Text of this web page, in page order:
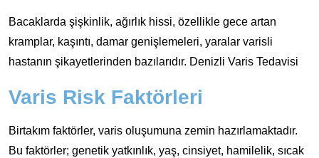
Bacaklarda şişkinlik, ağırlık hissi, özellikle gece artan
kramplar, kaşıntı, damar genişlemeleri, yaralar varisli
hastanın şikayetlerinden bazılarıdır. Denizli Varis Tedavisi
Varis Risk Faktörleri
Birtakım faktörler, varis oluşumuna zemin hazırlamaktadır.
Bu faktörler; genetik yatkınlık, yaş, cinsiyet, hamilelik, sıcak